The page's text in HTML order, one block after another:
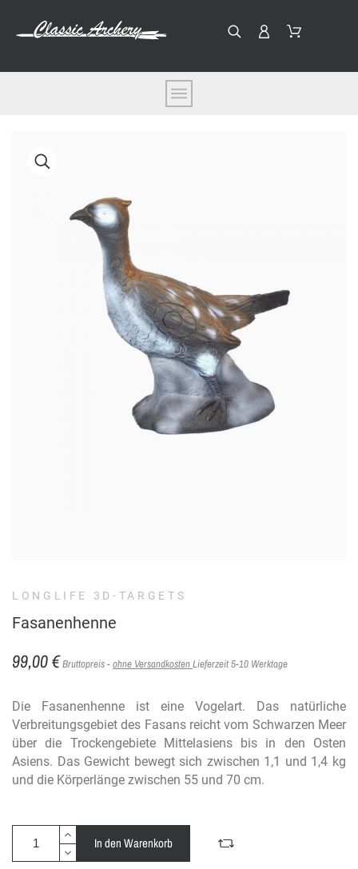
LONGLIFE 3D-TARGETS
Fasanenhenne
99,00 €Bruttopreis ohne VersandkostenLieferzeit 5-10 Werktage
Die Fasanenhenne ist eine Vogelart. Das natürliche
Verbreitungsgebiet des Fasans reicht vom Schwarzen Meer
über die Trockengebiete Mittelasiens bis in den Osten
Asiens. Das Gewicht bewegt sich zwischen 1,1 und 1,4 kg
und die Körperlänge zwischen 55 und 70 cm.
In den Warenkorb